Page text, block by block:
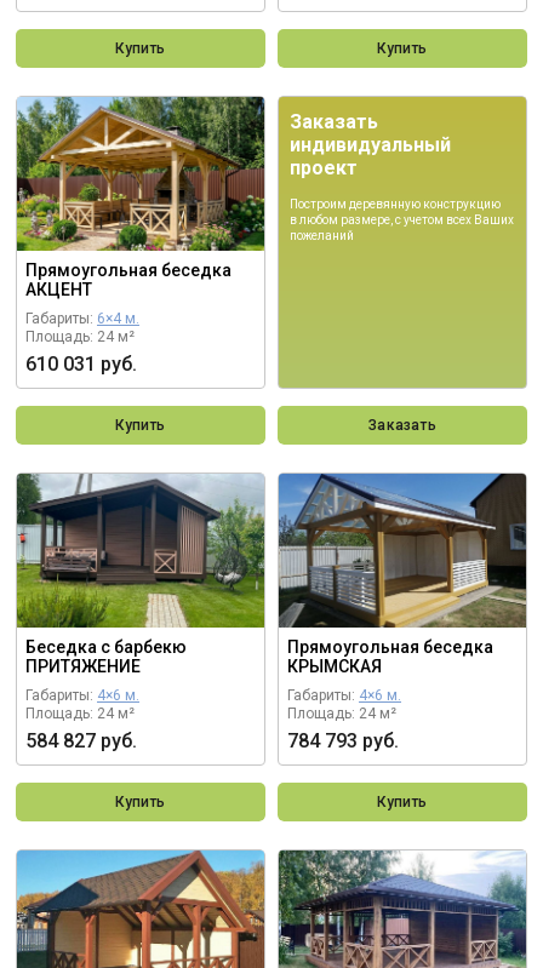
Купить Купить
Прямоугольная беседка
АКЦЕНТ
Габариты: 6×4 м.
Площадь: 24 м²
610 031 руб.
Купить
Заказать
индивидуальный
проект
Построим деревянную конструкцию
в любом размере, с учетом всех Ваших
пожеланий
Заказать
Беседка с барбекю
ПРИТЯЖЕНИЕ
Габариты: 4×6 м.
Площадь: 24 м²
584 827 руб.
Купить
Прямоугольная беседка
КРЫМСКАЯ
Габариты: 4×6 м.
Площадь: 24 м²
784 793 руб.
Купить